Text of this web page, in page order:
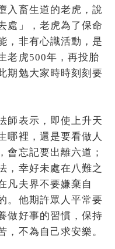
入畜生道的老虎，說
處」，老虎為了保命
，非有心識活動，是
老虎500年，再投胎
期勉大家時時刻刻要
師表示，即使上升天
哪裡，還是要看做人
會忘記要出離六道；
，幸好未處在八難之
凡夫界不要嫌棄自
。他期許眾人平常要
做好事的習慣，保持
，不為自己求安樂。